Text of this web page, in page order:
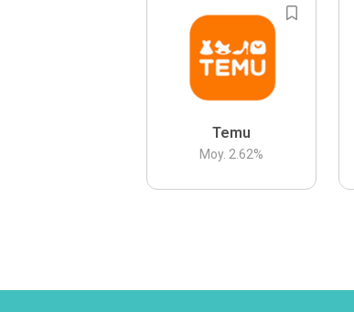
Temu
Moy. 2.62%